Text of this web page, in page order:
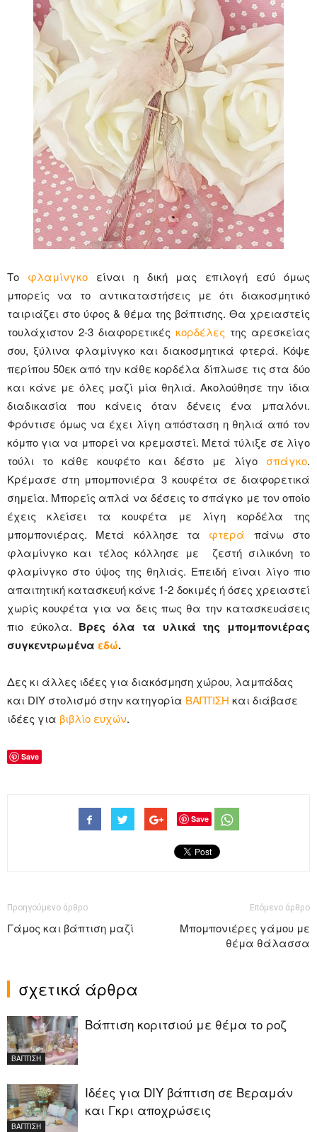
Το φλαμίνγκοείναι η δική μας επιλογή εσύ όμως
μπορείς να το αντικαταστήσεις με ότι διακοσμητικό
ταιριάζει στο ύφος & θέμα της βάπτισης. Θα χρειαστείς
τουλάχιστον 2-3 διαφορετικές κορδέλες της αρεσκείας
σου, ξύλινα φλαμίνγκο και διακοσμητικά φτερά. Κόψε
περίπου 50εκ από την κάθε κορδέλα δίπλωσε τις στα δύο
και κάνε με όλες μαζί μία θηλιά. Ακολούθησε την ίδια
διαδικασία που κάνεις όταν δένεις ένα μπαλόνι.
Φρόντισε όμως να έχει λίγη απόσταση η θηλιά από τον
κόμπο για να μπορεί να κρεμαστεί. Μετά τύλιξε σε λίγο
τούλι το κάθε κουφέτο και δέστο με λίγο σπάγκο.
Κρέμασε στη μπομπονιέρα 3 κουφέτα σε διαφορετικά
σημεία. Μπορείς απλά να δέσεις το σπάγκο με τον οποίο
έχεις κλείσει τα κουφέτα με λίγη κορδέλα της
μπομπονιέρας. Μετά κόλλησε τα φτερά πάνω στο
φλαμίνγκο και τέλος κόλλησε με ζεστή σιλικόνη το
φλαμίνγκο στο ύψος της θηλιάς. Επειδή είναι λίγο πιο
απαιτητική κατασκευή κάνε 1-2 δοκιμές ή όσες χρειαστεί
χωρίς κουφέτα για να δεις πως θα την κατασκευάσεις
πιο εύκολα. Βρες όλα τα υλικά της μπομπονιέρας
συγκεντρωμένα εδώ.
Δες κι άλλες ιδέες για διακόσμηση χώρου, λαμπάδας
και DIY στολισμό στην κατηγορία ΒΑΠΤΙΣΗ και διάβασε
ιδέες για βιβλίο ευχών.
Save
Save
Προηγούμενο άρθρο
Γάμος και βάπτιση μαζί
Επόμενο άρθρο
Μπομπονιέρες γάμου με
θέμα θάλασσα
σχετικά άρθρα
ΒΑΠΤΙΣΗ
Βάπτιση κοριτσιού με θέμα το ροζ
ΒΑΠΤΙΣΗ
Ιδέες για DIY βάπτιση σε Βεραμάν
και Γκρι αποχρώσεις